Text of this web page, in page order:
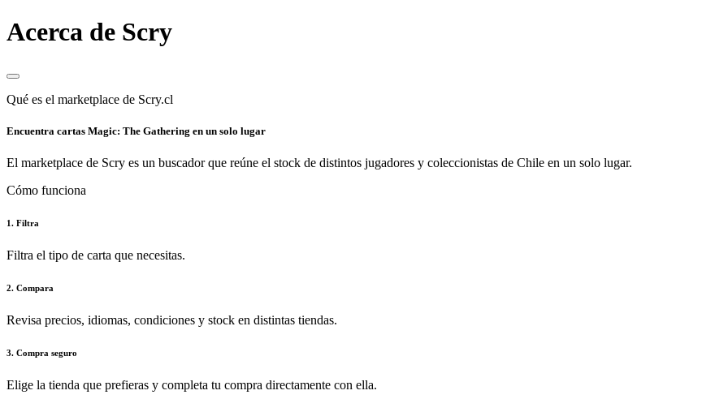
Acerca de Scry
Qué es el marketplace de Scry.cl
Encuentra cartas Magic: The Gathering en un solo lugar
El marketplace de Scry es un buscador que reúne el stock de distintos jugadores y coleccionistas de Chile en un solo lugar.
Cómo funciona
1. Filtra
Filtra el tipo de carta que necesitas.
2. Compara
Revisa precios, idiomas, condiciones y stock en distintas tiendas.
3. Compra seguro
Elige la tienda que prefieras y completa tu compra directamente con ella.